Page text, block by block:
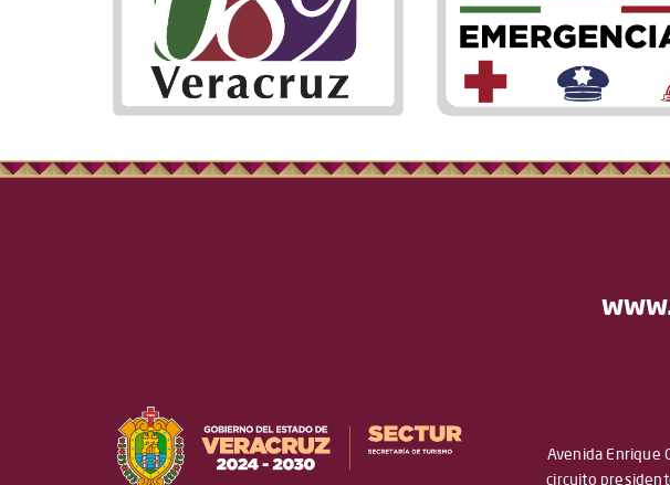
Avenida Enrique
circuito